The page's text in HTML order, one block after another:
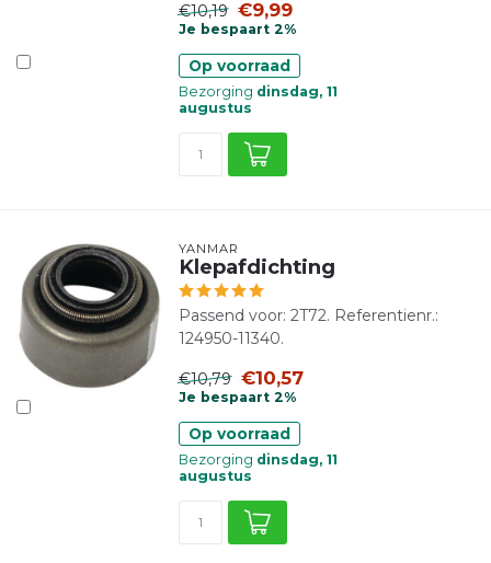
€10,19 €9,99
Je bespaart 2%
Op voorraad
Bezorging dinsdag, 11
augustus
YANMAR
Klepafdichting
Passend voor: 2T72. Referentienr.:
124950-11340.
€10,79 €10,57
Je bespaart 2%
Op voorraad
Bezorging dinsdag, 11
augustus